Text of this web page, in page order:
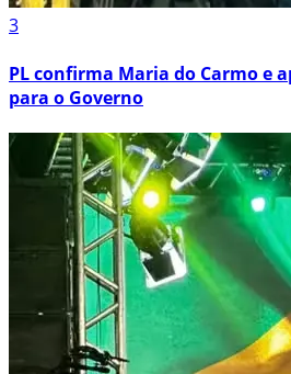
3
PL confirma Maria do Carmo e
para o Governo